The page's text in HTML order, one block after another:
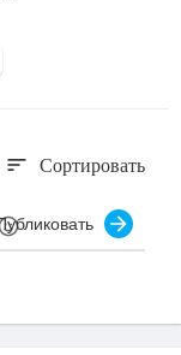
sort Сортировать